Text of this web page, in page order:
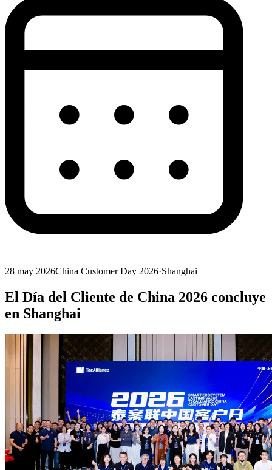
28 may 2026China Customer Day 2026·Shanghai
El Día del Cliente de China 2026 concluye
en Shanghai